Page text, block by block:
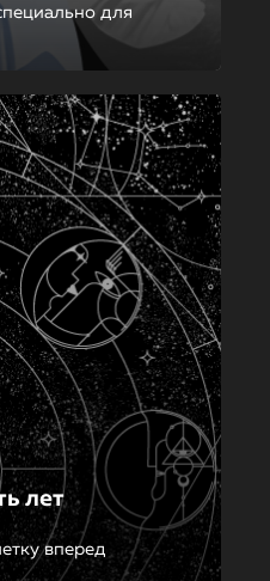
для
лет
вперед